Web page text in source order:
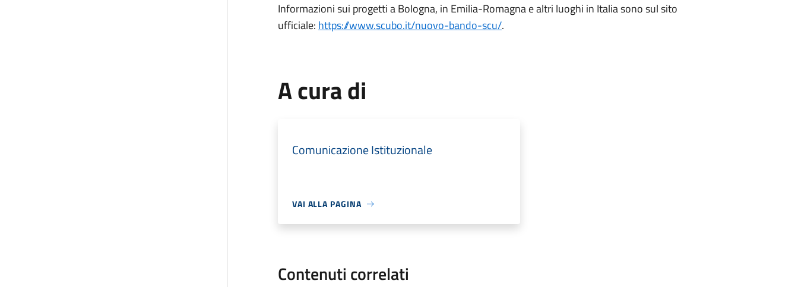
Informazioni sui progetti a Bologna, in Emilia-Romagna e altri luoghi in Italia sono sul sito
ufficiale: https://www.scubo.it/nuovo-bando-scu/.
A cura di
Comunicazione Istituzionale
VAI ALLA PAGINA
Contenuti correlati